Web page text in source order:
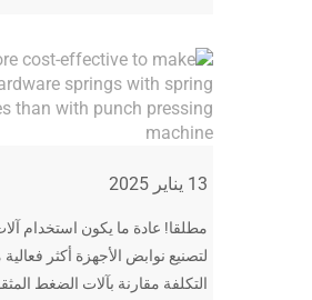
13 يناير 2025
مطلقا! عادة ما يكون استخدام
لتصنيع نوابض الأجهزة أكثر
التكلفة مقارنة بآلات الضغط